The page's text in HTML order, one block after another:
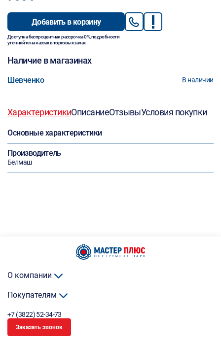
Добавить в корзину
Доступна беспроцентная рассрочка 0%, подробности
уточняйте на кассах в торговых залах.
Наличие в магазинах
Шевченко В наличии
ХарактеристикиОписаниеОтзывыУсловия покупки
Основные характеристики
Производитель
Белмаш
О компании
Покупателям
+7 (3822) 52-34-73
Заказать звонок